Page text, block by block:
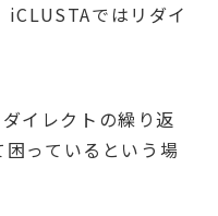
iCLUSTAではリダイ
イレクトの繰り返
っているという場